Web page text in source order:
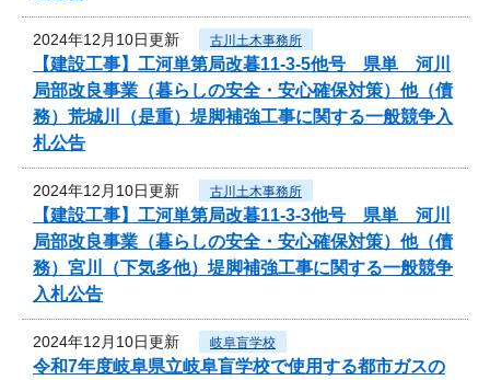
2024年12月10日更新 古川土木事務所
【建設工事】工河単第局改暮11-3-5他号 県単 河川
局部改良事業（暮らしの安全・安心確保対策）他（債
務）荒城川（是重）堤脚補強工事に関する一般競争入
札公告
2024年12月10日更新 古川土木事務所
【建設工事】工河単第局改暮11-3-3他号 県単 河川
局部改良事業（暮らしの安全・安心確保対策）他（債
務）宮川（下気多他）堤脚補強工事に関する一般競争
入札公告
2024年12月10日更新 岐阜盲学校
令和7年度岐阜県立岐阜盲学校で使用する都市ガスの